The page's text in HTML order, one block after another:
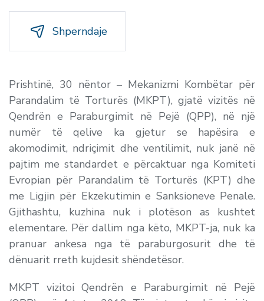
Shperndaje
Prishtinë, 30 nëntor – Mekanizmi Kombëtar për
Parandalim të Torturës (MKPT), gjatë vizitës në
Qendrën e Paraburgimit në Pejë (QPP), në një
numër të qelive ka gjetur se hapësira e
akomodimit, ndriçimit dhe ventilimit, nuk janë në
pajtim me standardet e përcaktuar nga Komiteti
Evropian për Parandalim të Torturës (KPT) dhe
me Ligjin për Ekzekutimin e Sanksioneve Penale.
Gjithashtu, kuzhina nuk i plotëson as kushtet
elementare. Për dallim nga këto, MKPT-ja, nuk ka
pranuar ankesa nga të paraburgosurit dhe të
dënuarit rreth kujdesit shëndetësor.
MKPT vizitoi Qendrën e Paraburgimit në Pejë